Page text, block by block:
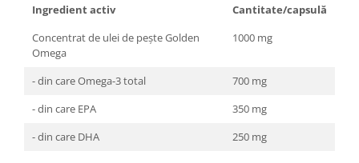
Ingredient activ
Cantitate/capsulă
Concentrat de ulei de pește Golden
Omega
1000 mg
- din care Omega-3 total
700 mg
- din care EPA
350 mg
- din care DHA
250 mg